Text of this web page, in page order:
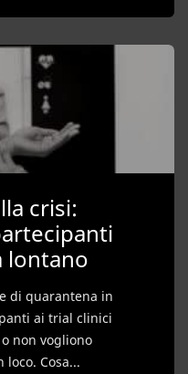
crisi:
lontano
di quarantena in
ai trial clinici
non vogliono
loco. Cosa...